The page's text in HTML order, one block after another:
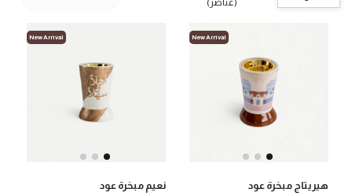
(عناصر)
New Arrival
هيريتاج مبخرة عود
New Arrival
نعيم مبخرة عود